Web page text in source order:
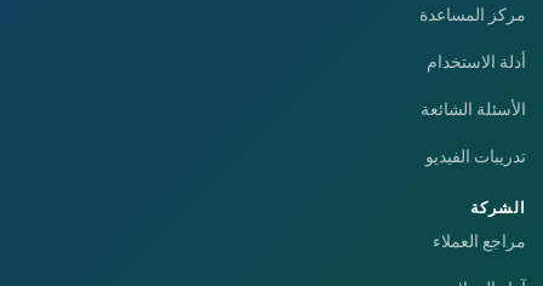
مركز المساعدة
أدلة الاستخدام
الأسئلة الشائعة
تدريبات الفيديو
الشركة
مراجع العملاء